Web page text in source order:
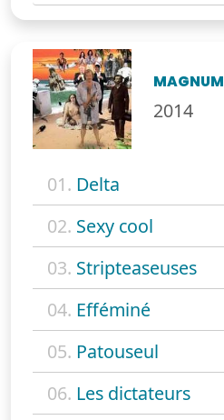
MAGNUM
2014
01. Delta
02. Sexy cool
03. Stripteaseuses
04. Efféminé
05. Patouseul
06. Les dictateurs